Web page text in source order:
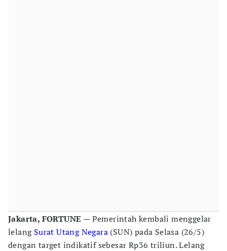
Jakarta, FORTUNE — Pemerintah kembali menggelar
lelang Surat Utang Negara (SUN) pada Selasa (26/5)
dengan target indikatif sebesar Rp36 triliun. Lelang